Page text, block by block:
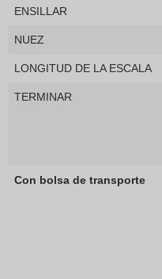
ENSILLAR
NUEZ
LONGITUD DE LA ESCALA
TERMINAR
Con bolsa de transporte